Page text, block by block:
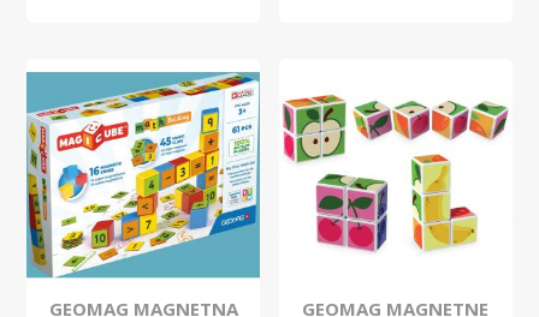
GEOMAG MAGNETNA GEOMAG MAGNETNE